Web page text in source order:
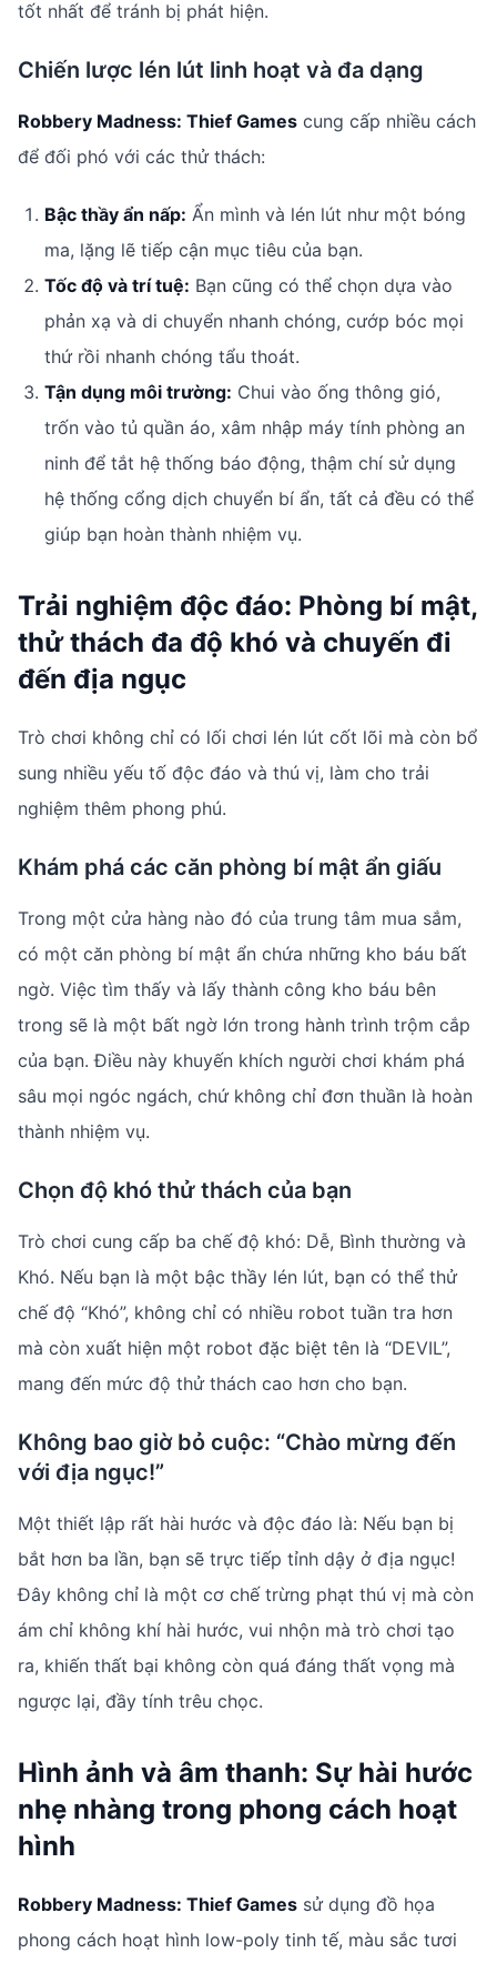
tốt nhất để tránh bị phát hiện.
Chiến lược lén lút linh hoạt và đa dạng
Robbery Madness: Thief Games cung cấp nhiều cách
để đối phó với các thử thách:
Bậc thầy ẩn nấp: Ẩn mình và lén lút như một bóng
ma, lặng lẽ tiếp cận mục tiêu của bạn.
Tốc độ và trí tuệ: Bạn cũng có thể chọn dựa vào
phản xạ và di chuyển nhanh chóng, cướp bóc mọi
thứ rồi nhanh chóng tẩu thoát.
Tận dụng môi trường: Chui vào ống thông gió,
trốn vào tủ quần áo, xâm nhập máy tính phòng an
ninh để tắt hệ thống báo động, thậm chí sử dụng
hệ thống cổng dịch chuyển bí ẩn, tất cả đều có thể
giúp bạn hoàn thành nhiệm vụ.
Trải nghiệm độc đáo: Phòng bí mật,
thử thách đa độ khó và chuyến đi
đến địa ngục
Trò chơi không chỉ có lối chơi lén lút cốt lõi mà còn bổ
sung nhiều yếu tố độc đáo và thú vị, làm cho trải
nghiệm thêm phong phú.
Khám phá các căn phòng bí mật ẩn giấu
Trong một cửa hàng nào đó của trung tâm mua sắm,
có một căn phòng bí mật ẩn chứa những kho báu bất
ngờ. Việc tìm thấy và lấy thành công kho báu bên
trong sẽ là một bất ngờ lớn trong hành trình trộm cắp
của bạn. Điều này khuyến khích người chơi khám phá
sâu mọi ngóc ngách, chứ không chỉ đơn thuần là hoàn
thành nhiệm vụ.
Chọn độ khó thử thách của bạn
Trò chơi cung cấp ba chế độ khó: Dễ, Bình thường và
Khó. Nếu bạn là một bậc thầy lén lút, bạn có thể thử
chế độ “Khó”, không chỉ có nhiều robot tuần tra hơn
mà còn xuất hiện một robot đặc biệt tên là “DEVIL”,
mang đến mức độ thử thách cao hơn cho bạn.
Không bao giờ bỏ cuộc: “Chào mừng đến
với địa ngục!”
Một thiết lập rất hài hước và độc đáo là: Nếu bạn bị
bắt hơn ba lần, bạn sẽ trực tiếp tỉnh dậy ở địa ngục!
Đây không chỉ là một cơ chế trừng phạt thú vị mà còn
ám chỉ không khí hài hước, vui nhộn mà trò chơi tạo
ra, khiến thất bại không còn quá đáng thất vọng mà
ngược lại, đầy tính trêu chọc.
Hình ảnh và âm thanh: Sự hài hước
nhẹ nhàng trong phong cách hoạt
hình
Robbery Madness: Thief Games sử dụng đồ họa
phong cách hoạt hình low-poly tinh tế, màu sắc tươi